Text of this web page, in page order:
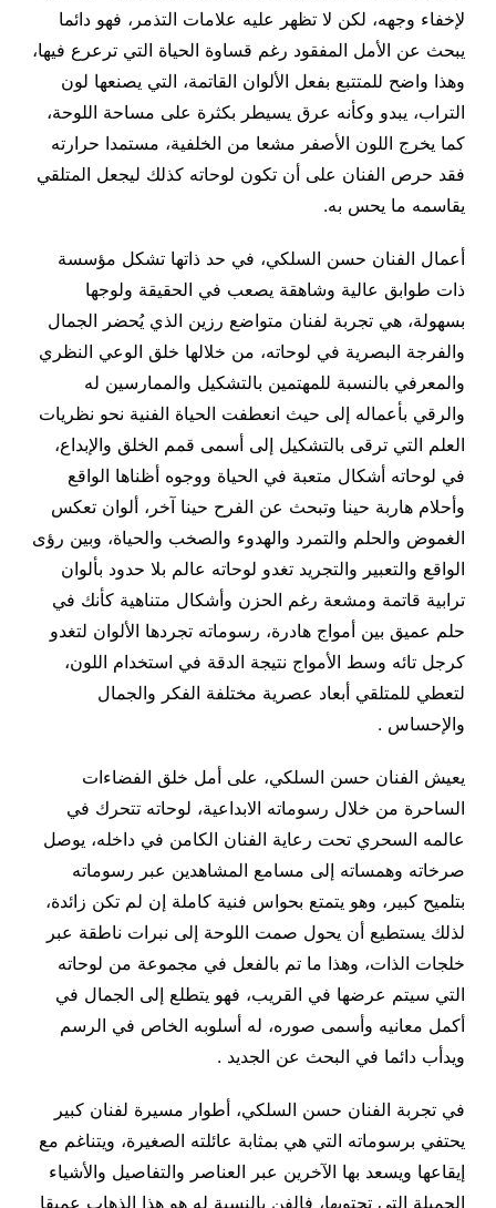
لإخفاء وجهه، لكن لا تظهر عليه علامات التذمر، فهو دائما
يبحث عن الأمل المفقود رغم قساوة الحياة التي ترعرع فيها،
وهذا واضح للمتتبع بفعل الألوان القاتمة، التي يصنعها لون
التراب، يبدو وكأنه عرق يسيطر بكثرة على مساحة اللوحة،
كما يخرج اللون الأصفر مشعا من الخلفية، مستمدا حرارته
فقد حرص الفنان على أن تكون لوحاته كذلك ليجعل المتلقي
يقاسمه ما يحس به.
أعمال الفنان حسن السلكي، في حد ذاتها تشكل مؤسسة
ذات طوابق عالية وشاهقة يصعب في الحقيقة ولوجها
بسهولة، هي تجربة لفنان متواضع رزين الذي يُحضر الجمال
والفرجة البصرية في لوحاته، من خلالها خلق الوعي النظري
والمعرفي بالنسبة للمهتمين بالتشكيل والممارسين له
والرقي بأعماله إلى حيث انعطفت الحياة الفنية نحو نظريات
العلم التي ترقى بالتشكيل إلى أسمى قمم الخلق والإبداع،
في لوحاته أشكال متعبة في الحياة ووجوه أظناها الواقع
وأحلام هاربة حينا وتبحث عن الفرح حينا آخر، ألوان تعكس
الغموض والحلم والتمرد والهدوء والصخب والحياة، وبين رؤى
الواقع والتعبير والتجريد تغدو لوحاته عالم بلا حدود بألوان
ترابية قاتمة ومشعة رغم الحزن وأشكال متناهية كأنك في
حلم عميق بين أمواج هادرة، رسوماته تجردها الألوان لتغدو
كرجل تائه وسط الأمواج نتيجة الدقة في استخدام اللون،
لتعطي للمتلقي أبعاد عصرية مختلفة الفكر والجمال
والإحساس .
يعيش الفنان حسن السلكي، على أمل خلق الفضاءات
الساحرة من خلال رسوماته الابداعية، لوحاته تتحرك في
عالمه السحري تحت رعاية الفنان الكامن في داخله، يوصل
صرخاته وهمساته إلى مسامع المشاهدين عبر رسوماته
بتلميح كبير، وهو يتمتع بحواس فنية كاملة إن لم تكن زائدة،
لذلك يستطيع أن يحول صمت اللوحة إلى نبرات ناطقة عبر
خلجات الذات، وهذا ما تم بالفعل في مجموعة من لوحاته
التي سيتم عرضها في القريب، فهو يتطلع إلى الجمال في
أكمل معانيه وأسمى صوره، له أسلوبه الخاص في الرسم
ويدأب دائما في البحث عن الجديد .
في تجربة الفنان حسن السلكي، أطوار مسيرة لفنان كبير
يحتفي برسوماته التي هي بمثابة عائلته الصغيرة، ويتناغم مع
إيقاعها ويسعد بها الآخرين عبر العناصر والتفاصيل والأشياء
الجميلة التي تحتويها، فالفن بالنسبة له هو هذا الذهاب عميقا